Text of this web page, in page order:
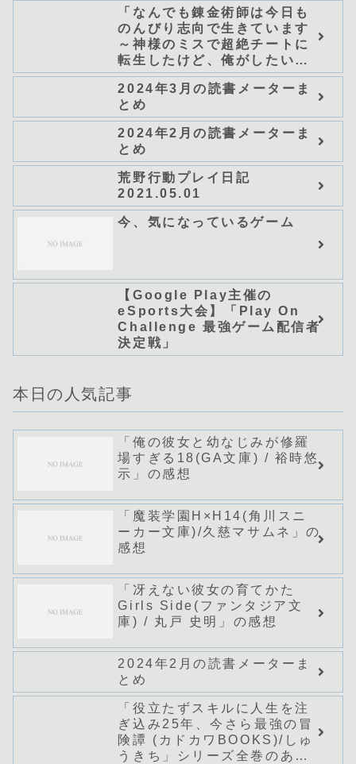
「なんでも錬金術師は今日も
のんびり志向で生きています
～神様のミスで超絶チートに
転生したけど、俺がしたいの
は冒険じゃなくてホワイト商
会の立上げです～（グラスト
ノベルス） (グラスト
NOVELS)/可換環」シリーズ
全巻のあらすじ・感想
2024年3月の読書メーターま
とめ
2024年2月の読書メーターま
とめ
荒野行動プレイ日記
2021.05.01
今、気になっているゲーム
【Google Play主催の
eSports大会】「Play On
Challenge 最強ゲーム配信者
決定戦」
本日の人気記事
「俺の彼女と幼なじみが修羅
場すぎる18(GA文庫) / 裕時悠
示」の感想
「魔装学園H×H14(角川スニ
ーカー文庫)/久慈マサムネ」の
感想
「冴えない彼女の育てかた
Girls Side(ファンタジア文
庫) / 丸戸 史明」の感想
2024年2月の読書メーターま
とめ
「役立たずスキルに人生を注
ぎ込み25年、今さら最強の冒
険譚 (カドカワBOOKS)/しゅ
うきち」シリーズ全巻のあら